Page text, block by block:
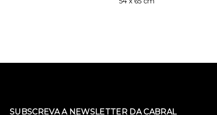
SUBSCREVA A NEWSLETTER DA CABRAL